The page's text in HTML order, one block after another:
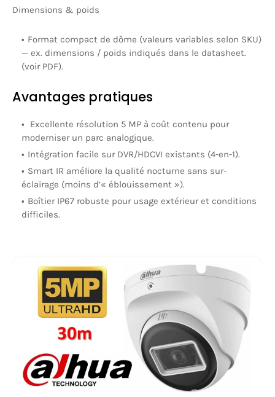
Dimensions & poids
Format compact de dôme (valeurs variables selon SKU)
— ex. dimensions / poids indiqués dans le datasheet.
(voir PDF).
Avantages pratiques
Excellente résolution 5 MP à coût contenu pour
moderniser un parc analogique.
Intégration facile sur DVR/HDCVI existants (4-en-1).
Smart IR améliore la qualité nocturne sans sur-
éclairage (moins d’« éblouissement »).
Boîtier IP67 robuste pour usage extérieur et conditions
difficiles.